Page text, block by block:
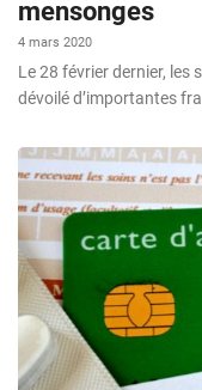
mensonges
4 mars 2020
Le 28 février dernier, les
dévoilé d’importantes